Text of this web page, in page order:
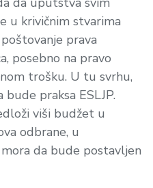
u krivičnim stvarima
prava
posebno na pravo
trošku. U tu svrhu,
praksa ESLJP.
viši budžet u
odbrane, u
da bude postavljen